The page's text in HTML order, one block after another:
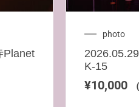
Planet
photo
K-15
¥10,000